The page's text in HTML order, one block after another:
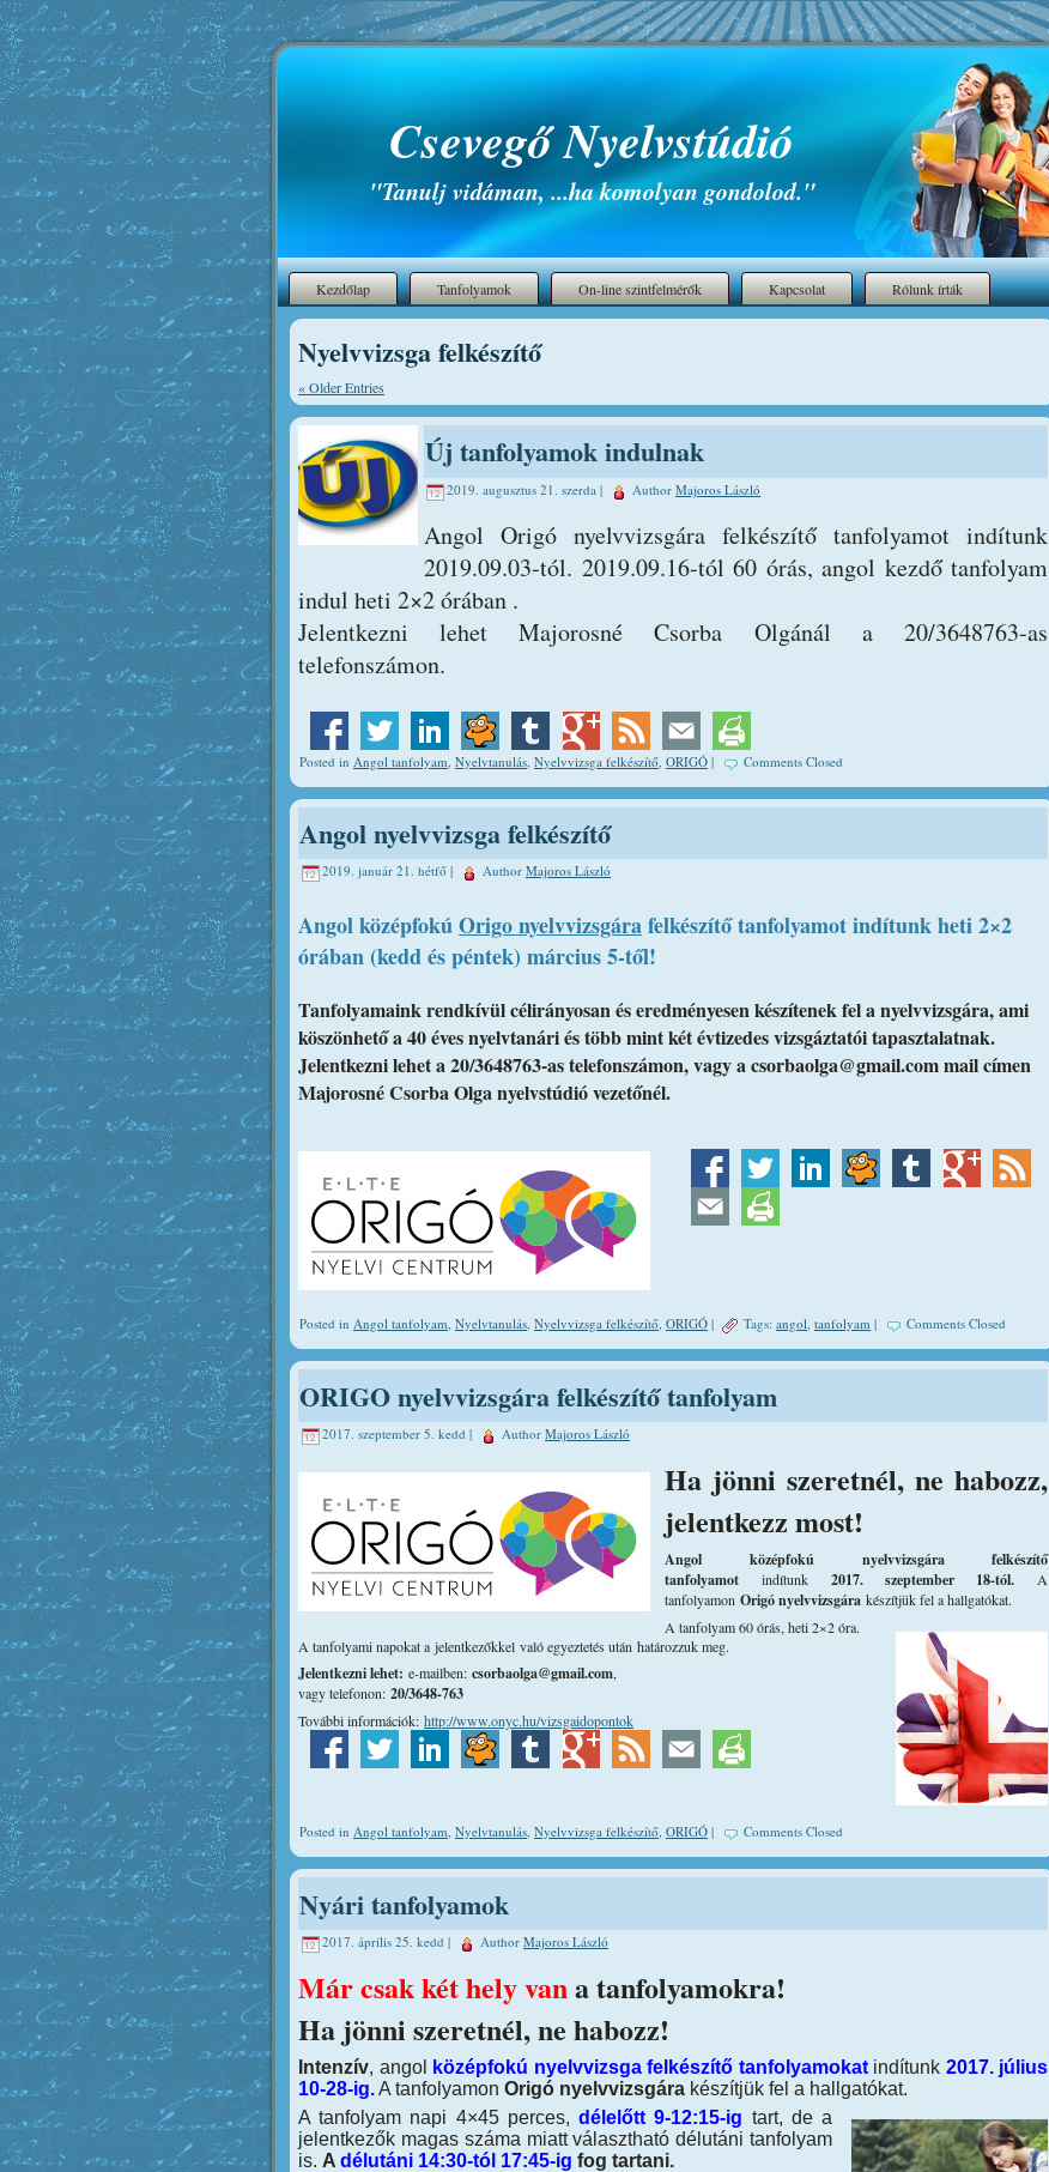
Csevegő Nyelvstúdió
"Tanulj vidáman, ...ha komolyan gondolod."
Kezdőlap Tanfolyamok On-line szintfelmérők Kapcsolat Rólunk írták
Nyelvvizsga felkészítő
« Older Entries
Új tanfolyamok indulnak
2019. augusztus 21. szerda | Author Majoros László
Angol Origó nyelvvizsgára felkészítő tanfolyamot indítunk
2019.09.03-tól. 2019.09.16-tól 60 órás, angol kezdő tanfolyam
indul heti 2×2 órában .
Jelentkezni lehet Majorosné Csorba Olgánál a 20/3648763-as
telefonszámon.
Posted in Angol tanfolyam, Nyelvtanulás, Nyelvvizsga felkészítő, ORIGÓ | Comments Closed
Angol nyelvvizsga felkészítő
2019. január 21. hétfő | Author Majoros László
Angol középfokúOrigo nyelvvizsgárafelkészítő tanfolyamot indítunk heti 2×2
órában (kedd és péntek) március 5-től!
Tanfolyamaink rendkívül célirányosan és eredményesen készítenek fel a nyelvvizsgára, ami
köszönhető a 40 éves nyelvtanári és több mint két évtizedes vizsgáztatói tapasztalatnak.
Jelentkezni lehet a20/3648763-as telefonszámon, vagy a csorbaolga@gmail.com mail címen
Majorosné Csorba Olga nyelvstúdió vezetőnél.
Posted in Angol tanfolyam, Nyelvtanulás, Nyelvvizsga felkészítő, ORIGÓ | Tags: angol, tanfolyam | Comments Closed
ORIGO nyelvvizsgára felkészítő tanfolyam
2017. szeptember 5. kedd | Author Majoros László
Ha jönni szeretnél, ne habozz,
jelentkezz most!
Angol középfokú nyelvvizsgára felkészítő
tanfolyamot indítunk 2017. szeptember 18-tól. A
tanfolyamon Origó nyelvvizsgára készítjük fel a hallgatókat.
A tanfolyam 60 órás, heti 2×2 óra.
A tanfolyami napokat a jelentkezőkkel való egyeztetés után határozzuk meg.
Jelentkezni lehet: e-mailben: csorbaolga@gmail.com,
vagy telefonon: 20/3648-763
További információk: http://www.onyc.hu/vizsgaidopontok
Posted in Angol tanfolyam, Nyelvtanulás, Nyelvvizsga felkészítő, ORIGÓ | Comments Closed
Nyári tanfolyamok
2017. április 25. kedd | Author Majoros László
Már csak két hely vana tanfolyamokra!
Ha jönni szeretnél, ne habozz!
Intenzív, angol középfokú nyelvvizsga felkészítő tanfolyamokatindítunk 2017. július
10-28-ig.A tanfolyamon Origó nyelvvizsgára készítjük fel a hallgatókat.
A tanfolyam napi 4×45 perces,délelőtt 9-12:15-ig tart, de a
jelentkezők magas száma miatt választható délutáni tanfolyam
is. A délutáni 14:30-tól 17:45-ig fog tartani.